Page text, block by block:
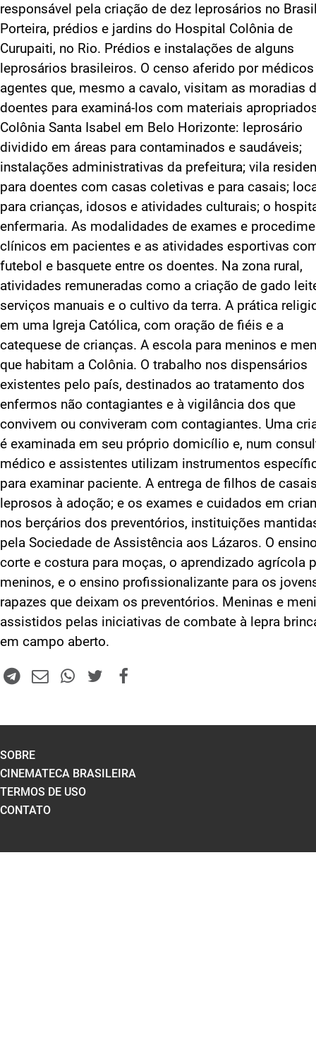
responsável pela criação de dez leprosários no
Porteira, prédios e jardins do Hospital Colônia de
Curupaiti, no Rio. Prédios e instalações de alguns
leprosários brasileiros. O censo aferido por médicos
agentes que, mesmo a cavalo, visitam as moradias
doentes para examiná-los com materiais
Colônia Santa Isabel em Belo Horizonte: leprosário
dividido em áreas para contaminados e saudáveis;
instalações administrativas da prefeitura; vila
para doentes com casas coletivas e para casais;
para crianças, idosos e atividades culturais; o
enfermaria. As modalidades de exames e
clínicos em pacientes e as atividades esportivas
futebol e basquete entre os doentes. Na zona rural,
atividades remuneradas como a criação de gado
serviços manuais e o cultivo da terra. A prática
em uma Igreja Católica, com oração de fiéis e a
catequese de crianças. A escola para meninos e
que habitam a Colônia. O trabalho nos dispensários
existentes pelo país, destinados ao tratamento dos
enfermos não contagiantes e à vigilância dos que
convivem ou conviveram com contagiantes. Uma
é examinada em seu próprio domicílio e, num
médico e assistentes utilizam instrumentos
para examinar paciente. A entrega de filhos de
leprosos à adoção; e os exames e cuidados em
nos berçários dos preventórios, instituições
pela Sociedade de Assistência aos Lázaros. O
corte e costura para moças, o aprendizado agrícola
meninos, e o ensino profissionalizante para os
rapazes que deixam os preventórios. Meninas e
assistidos pelas iniciativas de combate à lepra
em campo aberto.
SOBRE
CINEMATECA BRASILEIRA
TERMOS DE USO
CONTATO